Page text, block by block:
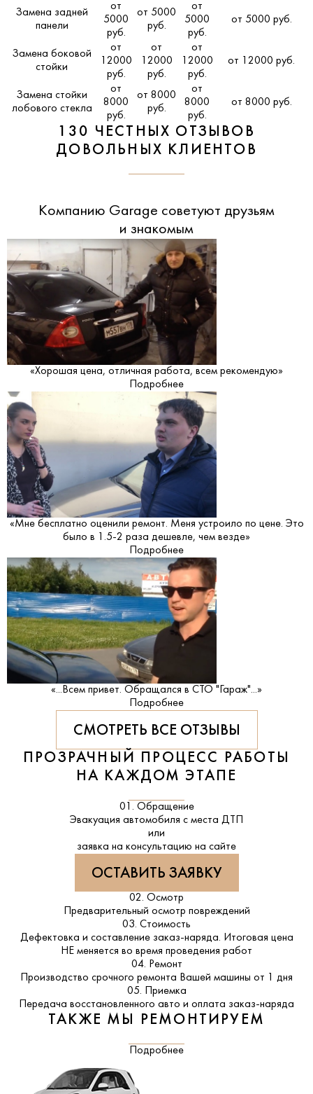
Замена задней
панели
от
5000
руб.
от 5000
руб.
от
5000
руб.
от 5000 руб.
Замена боковой
стойки
от
12000
руб.
от
12000
руб.
от
12000
руб.
от 12000 руб.
Замена стойки
лобового стекла
от
8000
руб.
от 8000
руб.
от
8000
руб.
от 8000 руб.
130 ЧЕСТНЫХ ОТЗЫВОВ
ДОВОЛЬНЫХ КЛИЕНТОВ
Компанию Garage советуют друзьям
и знакомым
«Хорошая цена, отличная работа, всем рекомендую»
Подробнее
«Мне бесплатно оценили ремонт. Меня устроило по цене. Это
было в 1.5-2 раза дешевле, чем везде»
Подробнее
«...Всем привет. Обращался в СТО "Гараж"...»
Подробнее
СМОТРЕТЬ ВСЕ ОТЗЫВЫ
ПРОЗРАЧНЫЙ ПРОЦЕСС РАБОТЫ
НА КАЖДОМ ЭТАПЕ
01. Обращение
Эвакуация автомобиля с места ДТП
или
заявка на консультацию на сайте
ОСТАВИТЬ ЗАЯВКУ
02. Осмотр
Предварительный осмотр повреждений
03. Стоимость
Дефектовка и составление заказ-наряда. Итоговая цена
НЕ меняется во время проведения работ
04. Ремонт
Производство срочного ремонта Вашей машины от 1 дня
05. Приемка
Передача восстановленного авто и оплата заказ-наряда
ТАКЖЕ МЫ РЕМОНТИРУЕМ
Подробнее